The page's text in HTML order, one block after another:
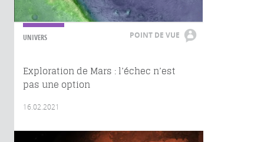
UNIVERS POINT DE VUE
Exploration de Mars : l’échec n’est
pas une option
16.02.2021